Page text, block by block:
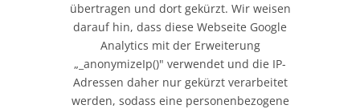
übertragen und dort gekürzt. Wir weisen
darauf hin, dass diese Webseite Google
Analytics mit der Erweiterung
„_anonymizeIp()" verwendet und die IP-
Adressen daher nur gekürzt verarbeitet
werden, sodass eine personenbezogene